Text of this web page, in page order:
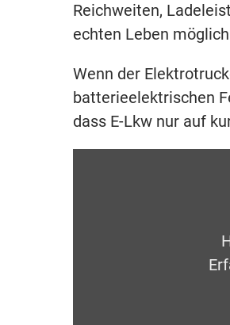
Reichweiten,
echten Leben
Wenn der
batterieelektrischen
dass E-Lkw nur auf